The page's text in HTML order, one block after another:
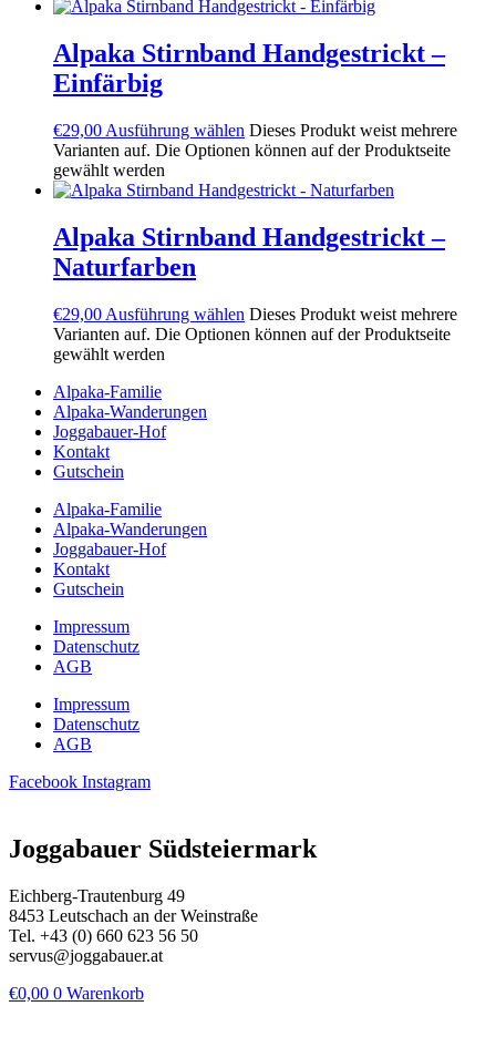
Alpaka Stirnband Handgestrickt –
Einfärbig
€29,00 Ausführung wählen Dieses Produkt weist mehrere
Varianten auf. Die Optionen können auf der Produktseite
gewählt werden
Alpaka Stirnband Handgestrickt –
Naturfarben
€29,00 Ausführung wählen Dieses Produkt weist mehrere
Varianten auf. Die Optionen können auf der Produktseite
gewählt werden
Alpaka-Familie
Alpaka-Wanderungen
Joggabauer-Hof
Kontakt
Gutschein
Alpaka-Familie
Alpaka-Wanderungen
Joggabauer-Hof
Kontakt
Gutschein
Impressum
Datenschutz
AGB
Impressum
Datenschutz
AGB
Facebook Instagram
Joggabauer Südsteiermark
Eichberg-Trautenburg 49
8453 Leutschach an der Weinstraße
Tel. +43 (0) 660 623 56 50
servus@joggabauer.at
€0,00 0 Warenkorb